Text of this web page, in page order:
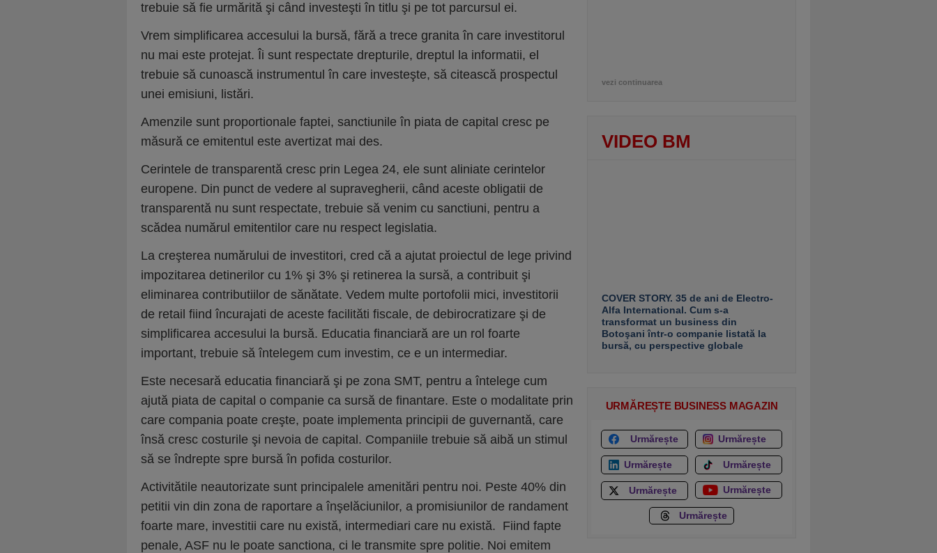
trebuie să fie urmărită şi când investeşti în titlu şi pe tot parcursul ei.
Vrem simplificarea accesului la bursă, fără a trece granita în care investitorul
nu mai este protejat. Îi sunt respectate drepturile, dreptul la informatii, el
trebuie să cunoască instrumentul în care investeşte, să citească prospectul
unei emisiuni, listări.
Amenzile sunt proportionale faptei, sanctiunile în piata de capital cresc pe
măsură ce emitentul este avertizat mai des.
Cerintele de transparentă cresc prin Legea 24, ele sunt aliniate cerintelor
europene. Din punct de vedere al supravegherii, când aceste obligatii de
transparentă nu sunt respectate, trebuie să venim cu sanctiuni, pentru a
scădea numărul emitentilor care nu respect legislatia.
La creşterea numărului de investitori, cred că a ajutat proiectul de lege privind
impozitarea detinerilor cu 1% şi 3% şi retinerea la sursă, a contribuit şi
eliminarea contributiilor de sănătate. Vedem multe portofolii mici, investitorii
de retail fiind încurajati de aceste facilităti fiscale, de debirocratizare şi de
simplificarea accesului la bursă. Educatia financiară are un rol foarte
important, trebuie să întelegem cum investim, ce e un intermediar.
Este necesară educatia financiară şi pe zona SMT, pentru a întelege cum
ajută piata de capital o companie ca sursă de finantare. Este o modalitate prin
care compania poate creşte, poate implementa principii de guvernantă, care
însă cresc costurile şi nevoia de capital. Companiile trebuie să aibă un stimul
să se îndrepte spre bursă în pofida costurilor.
Activitătile neautorizate sunt principalele amenitări pentru noi. Peste 40% din
petitii vin din zona de raportare a înşelăciunilor, a promisiunilor de randament
foarte mare, investitii care nu există, intermediari care nu există. Fiind fapte
penale, ASF nu le poate sanctiona, ci le transmite spre politie. Noi emitem
vezi continuarea
VIDEO BM
COVER STORY. 35 de ani de Electro-
Alfa International. Cum s-a
transformat un business din
Botoşani într-o companie listată la
bursă, cu perspective globale
URMĂREȘTE BUSINESS MAGAZIN
Urmărește Urmărește
Urmărește Urmărește
Urmărește Urmărește
Urmărește